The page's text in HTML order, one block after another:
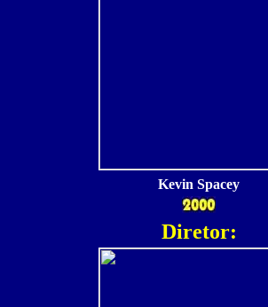
Kevin Spacey
Diretor: